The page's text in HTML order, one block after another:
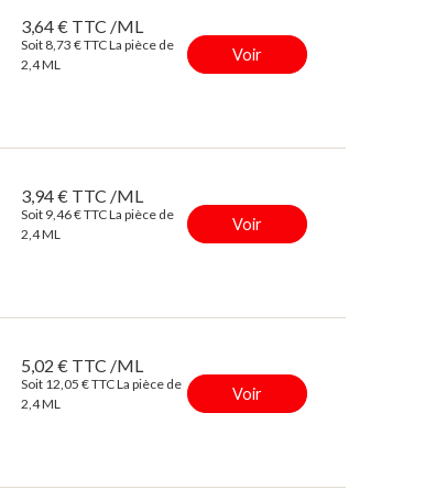
3,64 € TTC /ML
Soit 8,73 € TTC La pièce de
2,4 ML
Voir
3,94 € TTC /ML
Soit 9,46 € TTC La pièce de
2,4 ML
Voir
5,02 € TTC /ML
Soit 12,05 € TTC La pièce de
2,4 ML
Voir